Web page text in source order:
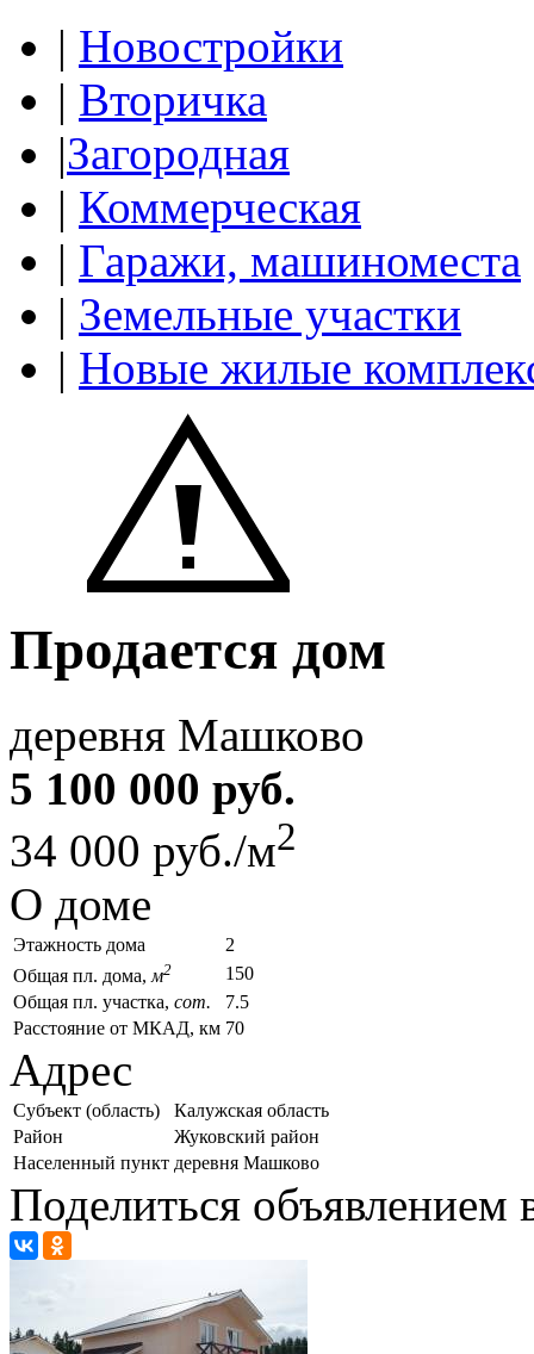
| Новостройки
| Вторичка
|Загородная
| Коммерческая
| Гаражи, машиноместа
| Земельные участки
| Новые жилые
Продается дом
деревня Машково
5 100 000 руб.
34 000 руб./м2
О доме
Этажность дома
2
Общая пл. дома, м2
150
Общая пл. участка, сот.
7.5
Расстояние от МКАД, км 70
Адрес
Субъект (область)
Калужская область
Район
Жуковский район
Населенный пункт деревня Машково
Поделиться объявлением